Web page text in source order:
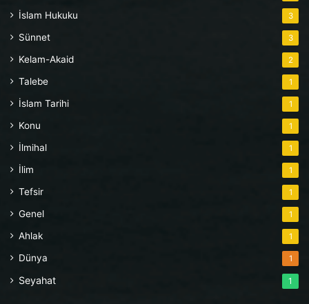
İslam Hukuku 3
Sünnet 3
Kelam-Akaid 2
Talebe 1
İslam Tarihi 1
Konu 1
İlmihal 1
İlim 1
Tefsir 1
Genel 1
Ahlak 1
Dünya 1
Seyahat 1